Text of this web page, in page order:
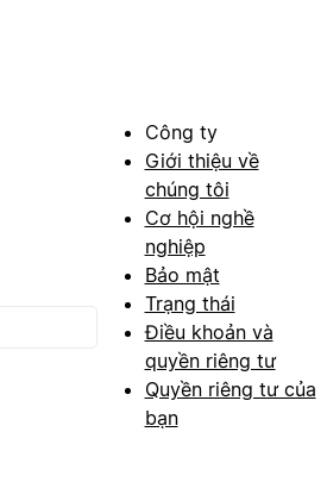
Công ty
Giới thiệu về
chúng tôi
Cơ hội nghề
nghiệp
Bảo mật
Trạng thái
Điều khoản và
quyền riêng tư
Quyền riêng tư của
bạn